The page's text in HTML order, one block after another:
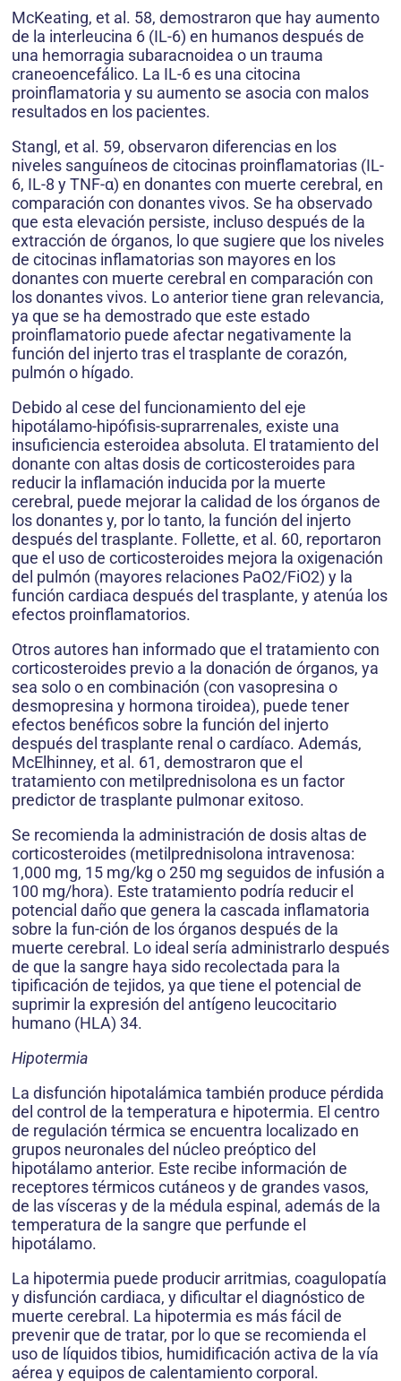
McKeating, et al. 58, demostraron que hay aumento
de la interleucina 6 (IL-6) en humanos después de
una hemorragia subaracnoidea o un trauma
craneoencefálico. La IL-6 es una citocina
proinflamatoria y su aumento se asocia con malos
resultados en los pacientes.
Stangl, et al. 59, observaron diferencias en los
niveles sanguíneos de citocinas proinflamatorias (IL-
6, IL-8 y TNF-α) en donantes con muerte cerebral, en
comparación con donantes vivos. Se ha observado
que esta elevación persiste, incluso después de la
extracción de órganos, lo que sugiere que los niveles
de citocinas inflamatorias son mayores en los
donantes con muerte cerebral en comparación con
los donantes vivos. Lo anterior tiene gran relevancia,
ya que se ha demostrado que este estado
proinflamatorio puede afectar negativamente la
función del injerto tras el trasplante de corazón,
pulmón o hígado.
Debido al cese del funcionamiento del eje
hipotálamo-hipófisis-suprarrenales, existe una
insuficiencia esteroidea absoluta. El tratamiento del
donante con altas dosis de corticosteroides para
reducir la inflamación inducida por la muerte
cerebral, puede mejorar la calidad de los órganos de
los donantes y, por lo tanto, la función del injerto
después del trasplante. Follette, et al. 60, reportaron
que el uso de corticosteroides mejora la oxigenación
del pulmón (mayores relaciones PaO2/FiO2) y la
función cardiaca después del trasplante, y atenúa los
efectos proinflamatorios.
Otros autores han informado que el tratamiento con
corticosteroides previo a la donación de órganos, ya
sea solo o en combinación (con vasopresina o
desmopresina y hormona tiroidea), puede tener
efectos benéficos sobre la función del injerto
después del trasplante renal o cardíaco. Además,
McElhinney, et al. 61, demostraron que el
tratamiento con metilprednisolona es un factor
predictor de trasplante pulmonar exitoso.
Se recomienda la administración de dosis altas de
corticosteroides (metilprednisolona intravenosa:
1,000 mg, 15 mg/kg o 250 mg seguidos de infusión a
100 mg/hora). Este tratamiento podría reducir el
potencial daño que genera la cascada inflamatoria
sobre la fun-ción de los órganos después de la
muerte cerebral. Lo ideal sería administrarlo después
de que la sangre haya sido recolectada para la
tipificación de tejidos, ya que tiene el potencial de
suprimir la expresión del antígeno leucocitario
humano (HLA) 34.
Hipotermia
La disfunción hipotalámica también produce pérdida
del control de la temperatura e hipotermia. El centro
de regulación térmica se encuentra localizado en
grupos neuronales del núcleo preóptico del
hipotálamo anterior. Este recibe información de
receptores térmicos cutáneos y de grandes vasos,
de las vísceras y de la médula espinal, además de la
temperatura de la sangre que perfunde el
hipotálamo.
La hipotermia puede producir arritmias, coagulopatía
y disfunción cardiaca, y dificultar el diagnóstico de
muerte cerebral. La hipotermia es más fácil de
prevenir que de tratar, por lo que se recomienda el
uso de líquidos tibios, humidificación activa de la vía
aérea y equipos de calentamiento corporal.